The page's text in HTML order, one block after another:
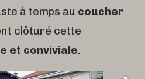
à temps au coucher
clôturé cette
et conviviale.